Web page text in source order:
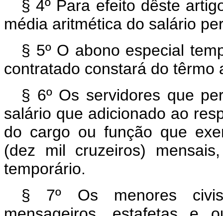
§ 4º Para efeito dêste
média aritmética do salário
§ 5º O abono especial
contratado constará do têrmo
§ 6º Os servidores que
salário que adicionado ao
do cargo ou função que
(dez mil cruzeiros)
temporário.
§ 7º Os menores civis